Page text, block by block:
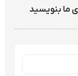
ما بنویسید